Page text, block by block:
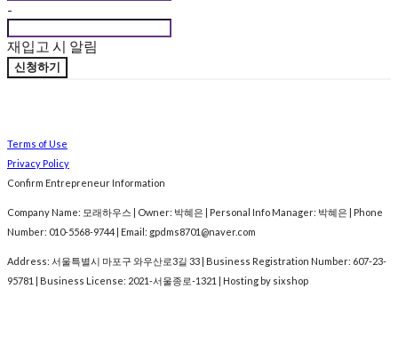
-
재입고 시 알림
신청하기
Terms of Use
Privacy Policy
Confirm Entrepreneur Information
Company Name: 모래하우스 | Owner: 박혜은 | Personal Info Manager: 박혜은 | Phone
Number: 010-5568-9744 | Email: gpdms8701@naver.com
Address: 서울특별시 마포구 와우산로3길 33 | Business Registration Number: 607-23-
95781
| Business License: 2021-서울종로-1321 | Hosting by sixshop